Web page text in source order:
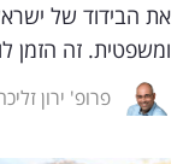
שיווק
ופרסום
משפט
את הבידוד של
ומשפטית. זה הזמן
פרופ' ירון